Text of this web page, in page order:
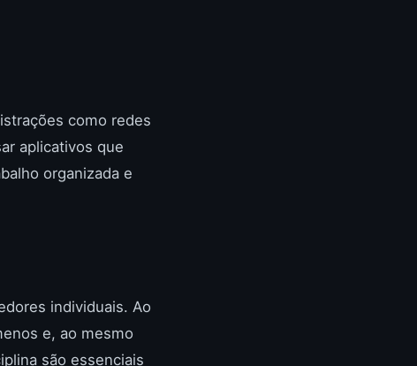
como redes
aplicativos que
organizada e
individuais. Ao
e, ao mesmo
são essenciais